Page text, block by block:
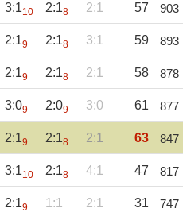
3:110 2:18 2:1 57 903
2:19 2:18 3:1 59 893
2:19 2:18 2:1 58 878
3:09 2:09 3:0 61 877
2:19 2:18 2:1 63 847
3:110 2:18 4:1 47 817
2:19 1:1 2:1 31 747